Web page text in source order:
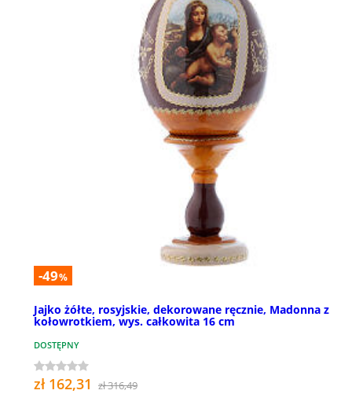
-49%
Jajko żółte, rosyjskie, dekorowane ręcznie, Madonna z
kołowrotkiem, wys. całkowita 16 cm
DOSTĘPNY
zł 162,31 zł 316,49